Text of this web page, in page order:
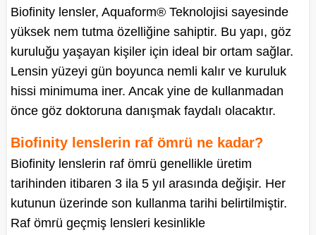
Biofinity lensler, Aquaform® Teknolojisi sayesinde
yüksek nem tutma özelliğine sahiptir. Bu yapı, göz
kuruluğu yaşayan kişiler için ideal bir ortam sağlar.
Lensin yüzeyi gün boyunca nemli kalır ve kuruluk
hissi minimuma iner. Ancak yine de kullanmadan
önce göz doktoruna danışmak faydalı olacaktır.
Biofinity lenslerin raf ömrü ne kadar?
Biofinity lenslerin raf ömrü genellikle üretim
tarihinden itibaren 3 ila 5 yıl arasında değişir. Her
kutunun üzerinde son kullanma tarihi belirtilmiştir.
Raf ömrü geçmiş lensleri kesinlikle